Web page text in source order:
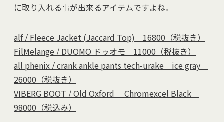
に取り入れる事が出来るアイテムですよね。
alf / Fleece Jacket (Jaccard Top) 16800（税抜き）
FilMelange / DUOMO ドゥオモ 11000（税抜き）
all phenix / crank ankle pants tech-urake ice gray
26000（税抜き）
VIBERG BOOT / Old Oxford Chromexcel Black
98000（税込み）